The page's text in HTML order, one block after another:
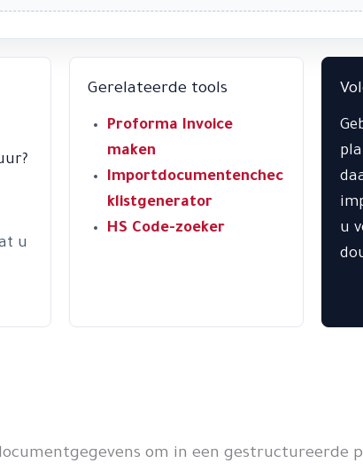
u
Gerelateerde tools
Proforma Invoice
maken
Importdocumentenchec
klistgenerator
HS Code-zoeker
u
om in een gestructureerde